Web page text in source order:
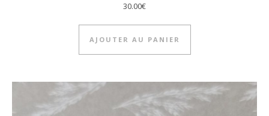
30.00€
AJOUTER AU PANIER